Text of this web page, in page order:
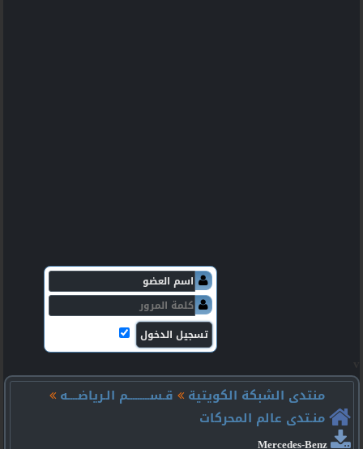
منتدى الشبكة الكويتية
قـســـــــــم الـرياضــــه
منـتدى عالم المحركات
Mercedes-Benz